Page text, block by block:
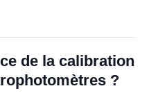
de la calibration
?